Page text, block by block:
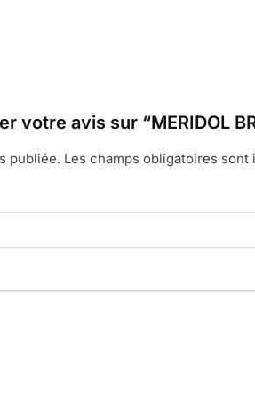
votre avis sur “MERIDOL
publiée. Les champs obligatoires sont